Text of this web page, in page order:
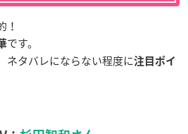
！
です。
ネタバレにならない程度に注目ポイ